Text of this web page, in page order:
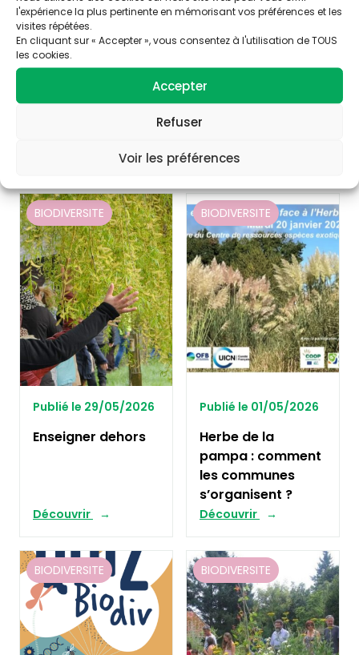
l'expérience la plus pertinente en mémorisant vos préférences et les
visites répétées.
En cliquant sur « Accepter », vous consentez à l'utilisation de TOUS
les cookies.
Accepter
Refuser
Voir les préférences
Consultez nos articles
similaires
BIODIVERSITE
Publié le 29/05/2026
Enseigner dehors
Découvrir
BIODIVERSITE
Publié le 01/05/2026
Herbe de la
pampa : comment
les communes
s’organisent ?
Découvrir
BIODIVERSITE BIODIVERSITE